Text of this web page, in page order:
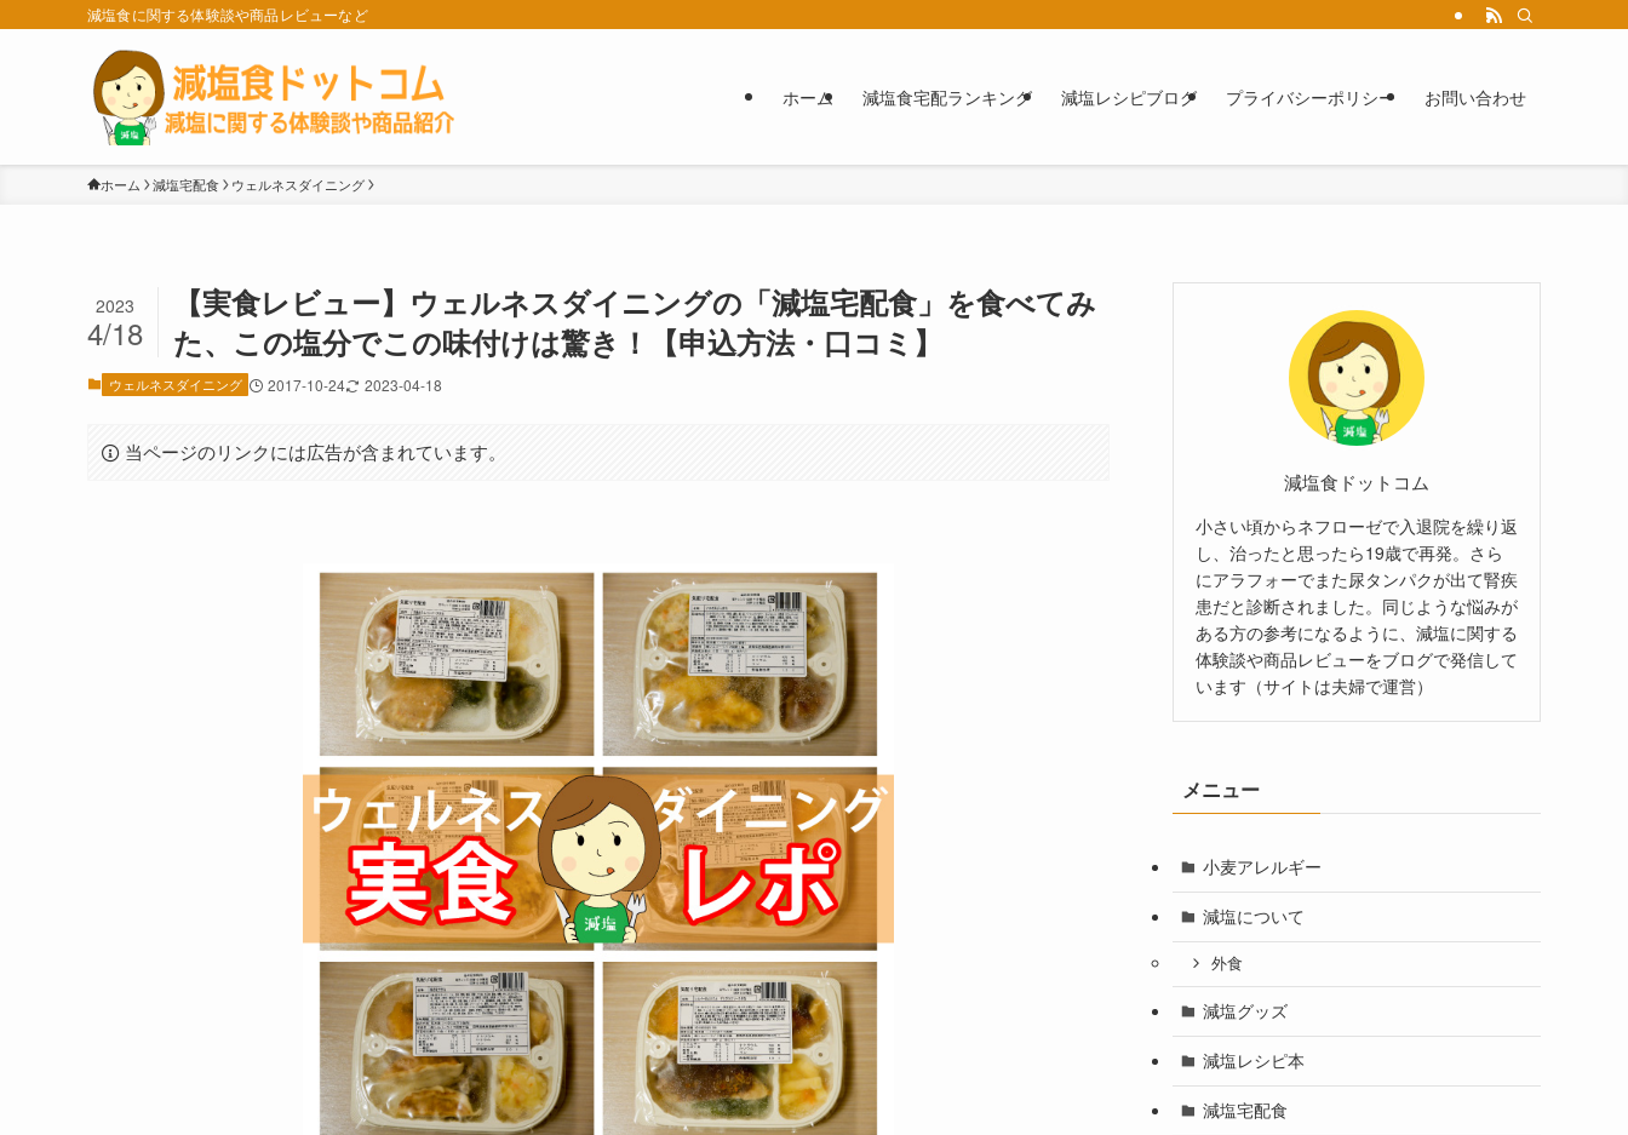
減塩食に関する体験談や商品レビューなど
ホーム 減塩食宅配ランキング 減塩レシピブログ プライバシーポリシー お問い合わせ
ホーム 減塩宅配食 ウェルネスダイニング
【実食レビュー】ウェルネスダイニングの「減塩宅配食」を食べてみ
た、この塩分でこの味付けは驚き！【申込方法・口コミ】
2023
4/18
ウェルネスダイニング 2017-10-24 2023-04-18
当ページのリンクには広告が含まれています。
減塩食ドットコム
小さい頃からネフローゼで入退院を繰り返
し、治ったと思ったら19歳で再発。さら
にアラフォーでまた尿タンパクが出て腎疾
患だと診断されました。同じような悩みが
ある方の参考になるように、減塩に関する
体験談や商品レビューをブログで発信して
います（サイトは夫婦で運営）
メニュー
小麦アレルギー
減塩について
外食
減塩グッズ
減塩レシピ本
減塩宅配食